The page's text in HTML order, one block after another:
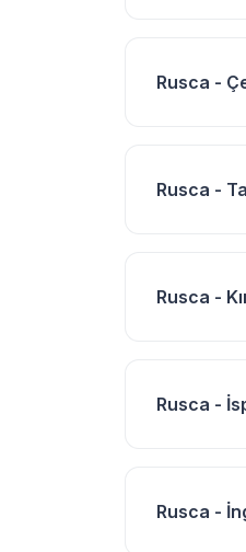
Rusca -
Rusca -
Rusca -
Rusca -
Rusca -